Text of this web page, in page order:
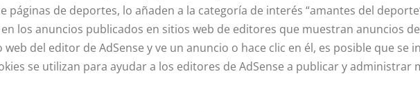
de deportes, lo añaden a la categoría de interés “amantes del
los anuncios publicados en sitios web de editores que muestran anuncios
del editor de AdSense y ve un anuncio o hace clic en él, es posible que
se utilizan para ayudar a los editores de AdSense a publicar y